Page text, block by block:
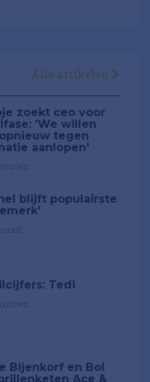
Alle artikelen
zoekt ceo voor
'We willen
tegen
aanlopen'
blijft populairste
Tedi
Bijenkorf en Bol
Ace &